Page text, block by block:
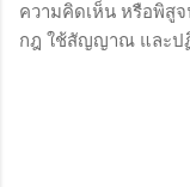
ความคิดเห็น หรือพิสู
กฎ ใช้สัญญาณ และป